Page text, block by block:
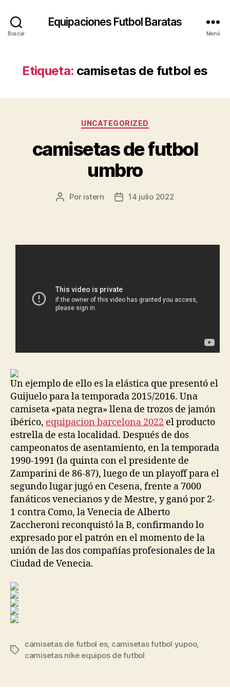
Buscar
Equipaciones Futbol Baratas
Menú
Etiqueta: camisetas de futbol es
Categorías
UNCATEGORIZED
camisetas de futbol
umbro
Autor
Por istern
Fecha14 julio 2022
Un ejemplo de ello es la elástica que presentó el
Guijuelo para la temporada 2015/2016. Una
camiseta «pata negra» llena de trozos de jamón
ibérico, equipacion barcelona 2022 el producto
estrella de esta localidad. Después de dos
campeonatos de asentamiento, en la temporada
1990-1991 (la quinta con el presidente de
Zamparini de 86-87), luego de un playoff para el
segundo lugar jugó en Cesena, frente a 7000
fanáticos venecianos y de Mestre, y ganó por 2-
1 contra Como, la Venecia de Alberto
Zaccheroni reconquistó la B, confirmando lo
expresado por el patrón en el momento de la
unión de las dos compañías profesionales de la
Ciudad de Venecia.
Etiquetas
camisetas de futbol es, camisetas futbol yupoo,
camisetas nike equipos de futbol